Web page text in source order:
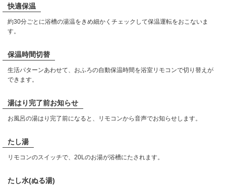
快適保温
約30分ごとに浴槽の湯温をきめ細かくチェックして保温運転をおこないま
す。
保温時間切替
生活パターンあわせて、おふろの自動保温時間を浴室リモコンで切り替えが
できます。
湯はり完了前お知らせ
お風呂の湯はり完了前になると、リモコンから音声でお知らせします。
たし湯
リモコンのスイッチで、20Lのお湯が浴槽にたされます。
たし水(ぬる湯)